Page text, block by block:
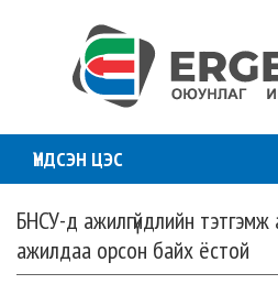
ҮНДСЭН ЦЭС
БНСУ-д ажилгүйдлийн
ажилдаа орсон байх ёстой